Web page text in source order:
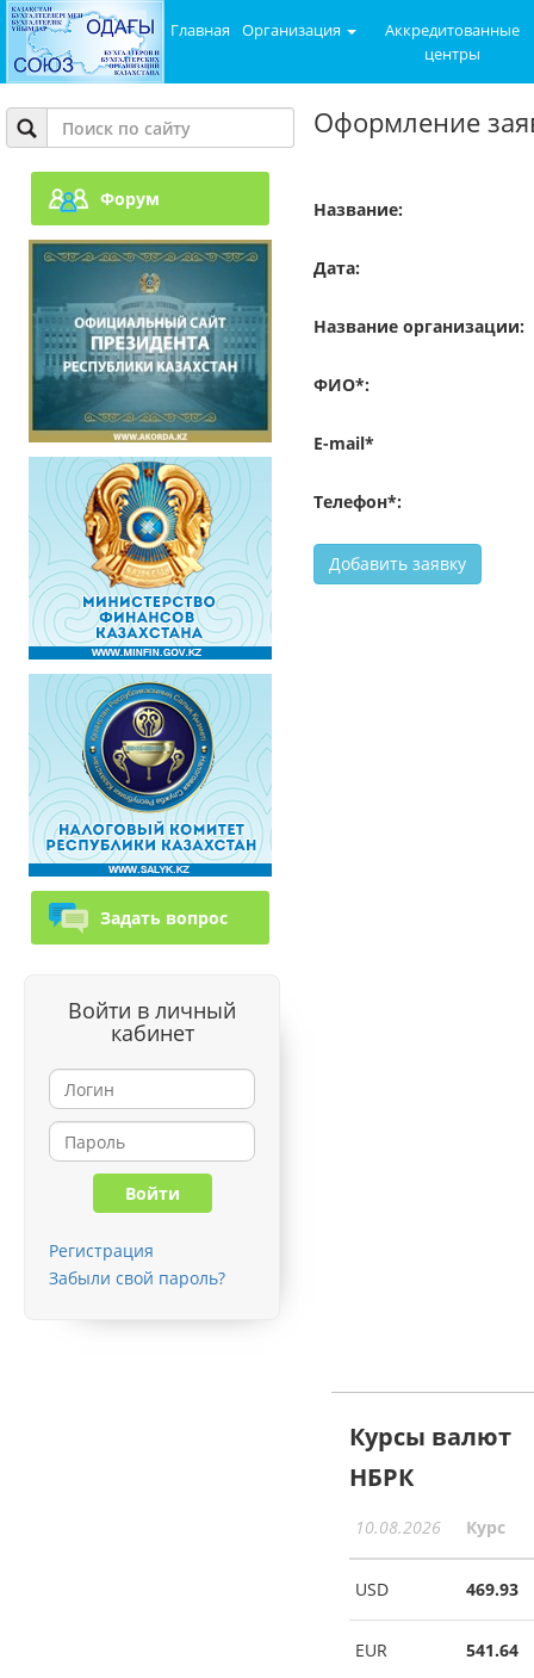
Главная Организация
Аккредитованные
центры
Форум
Задать вопрос
Войти в личный
кабинет
Регистрация
Забыли свой пароль?
Оформление
Название:
Дата:
Название организации:
ФИО*:
E-mail*
Телефон*:
Курсы валют
НБРК
10.08.2026 Курс
USD 469.93
EUR 541.64